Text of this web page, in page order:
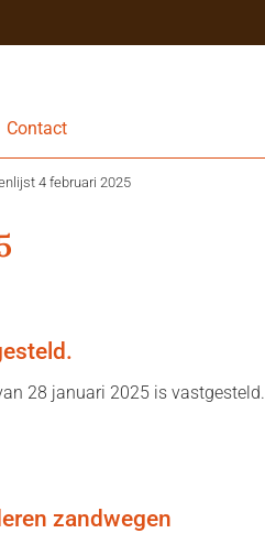
Contact
4 februari 2025
28 januari 2025 is vastgesteld.
zandwegen